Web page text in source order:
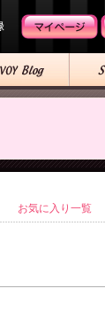
お気に入り一覧